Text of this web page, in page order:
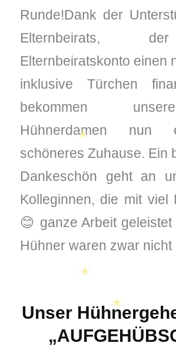
Runde!Dank der
Elternbeirats,
Elternbeiratskonto einen
inklusive Türchen
bekommen
Hühnerdamen nun
schöneres Zuhause. Ein
Dankeschön geht an
Kolleginnen, die mit viel
😊 ganze Arbeit
Hühner waren zwar
Unser
✭
✭